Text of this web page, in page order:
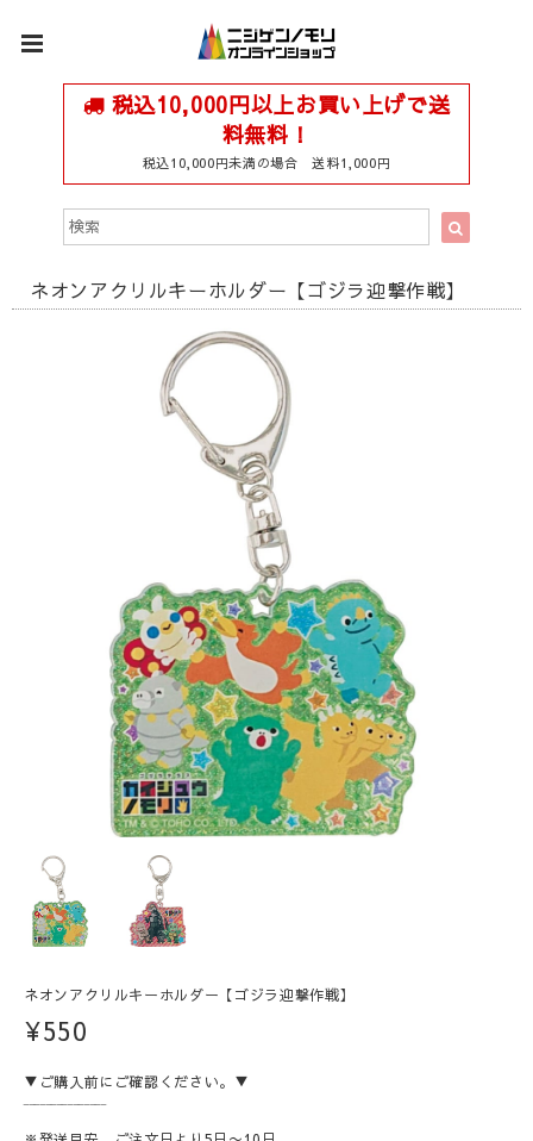
税込10,000円以上お買い上げで送
料無料！
税込10,000円未満の場合 送料1,000円
ネオンアクリルキーホルダー【ゴジラ迎撃作戦】
ネオンアクリルキーホルダー【ゴジラ迎撃作戦】
¥550
▼ご購入前にご確認ください。▼
‾‾‾‾‾‾‾‾‾‾‾‾‾‾‾